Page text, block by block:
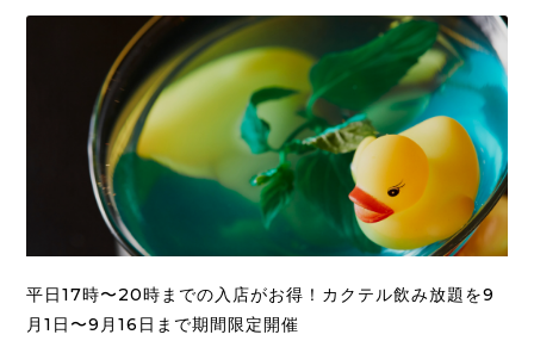
平日17時〜20時までの入店がお得！カクテル飲み放題を9
月1日〜9月16日まで期間限定開催